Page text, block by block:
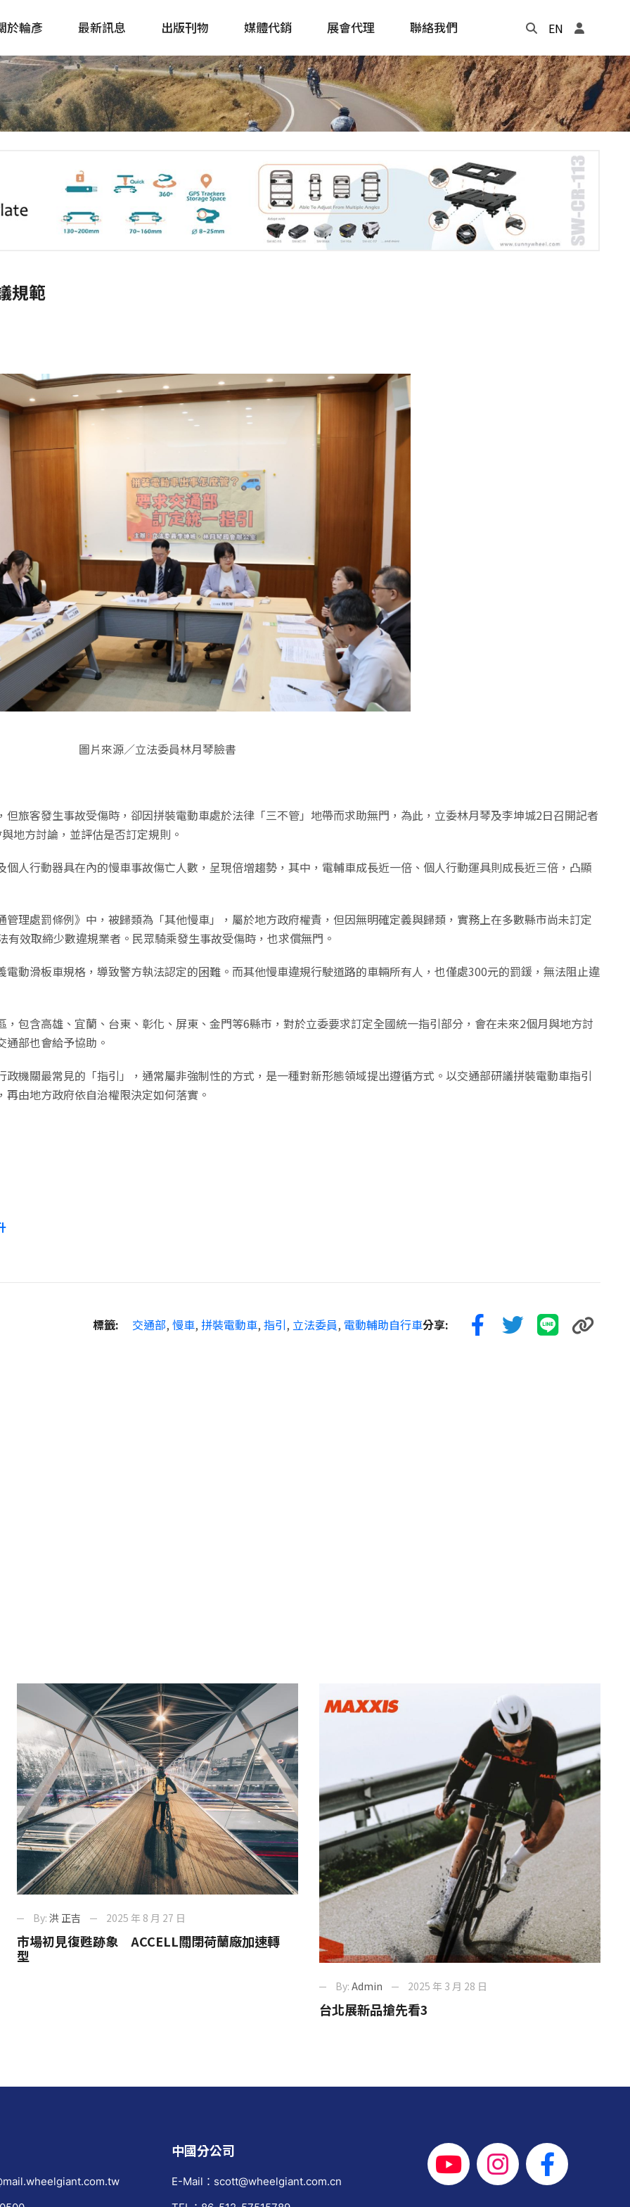
於輪彥 最新訊息 出版刊物
自行車&電動車市場快訊
Update
單車誌 Cycling Update
戶外探索 Outside
主題書籍
年度記事本
媒體代銷 展會代理 聯絡我們 EN
規範
圖片來源／立法委員林月琴臉書
旅客發生事故受傷時，卻因拼裝電動車處於法律「三不管」地帶而求助無門，為此，立委林月琴及李坤城2日召開記者
地方討論，並評估是否訂定規則。
人行動器具在內的慢車事故傷亡人數，呈現倍增趨勢，其中，電輔車成長近一倍、個人行動運具則成長近三倍，凸顯
理處罰條例》中，被歸類為「其他慢車」，屬於地方政府權責，但因無明確定義與歸類，實務上在多數縣市尚未訂定
效取締少數違規業者。民眾騎乘發生事故受傷時，也求償無門。
動滑板車規格，導致警方執法認定的困難。而其他慢車違規行駛道路的車輛所有人，也僅處300元的罰鍰，無法阻止違
包含高雄、宜蘭、台東、彰化、屏東、金門等6縣市，對於立委要求訂定全國統一指引部分，會在未來2個月與地方討
部也會給予協助。
機關最常見的「指引」，通常屬非強制性的方式，是一種對新形態領域提出遵循方式。以交通部研議拼裝電動車指引
由地方政府依自治權限決定如何落實。
標籤: 交通部, 慢車, 拼裝電動車, 指引, 立法委員, 電動輔助自行車分享:
By: 洪 正吉 2025 年 8 月 27 日
市場初見復甦跡象 ACCELL關閉荷蘭廠加速轉
型
By: Admin 2025 年 3 月 28 日
台北展新品搶先看3
中國分公司
E-Mail：scott@wheelgiant.com.cn